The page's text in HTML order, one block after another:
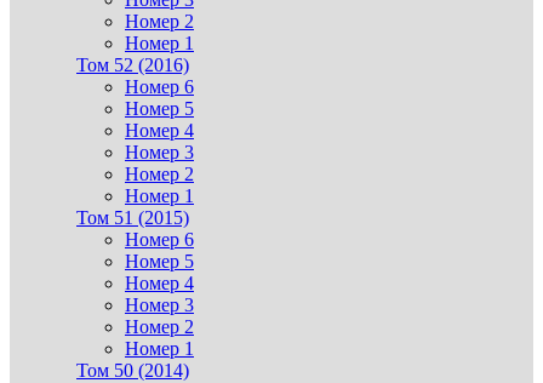
Номер 2
Номер 1
Том 52 (2016)
Номер 6
Номер 5
Номер 4
Номер 3
Номер 2
Номер 1
Том 51 (2015)
Номер 6
Номер 5
Номер 4
Номер 3
Номер 2
Номер 1
Том 50 (2014)